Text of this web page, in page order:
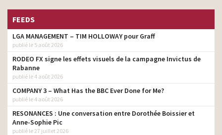
FEEDS
LGA MANAGEMENT – TIM HOLLOWAY pour Graff
publié le 5 août 2026
RODEO FX signe les effets visuels de la campagne Invictus de
Rabanne
publié le 4 août 2026
COMPANY 3 – What Has the BBC Ever Done for Me?
publié le 4 août 2026
RESONANCES : Une conversation entre Dorothée Boissier et
Anne-Sophie Pic
publié le 27 juillet 2026